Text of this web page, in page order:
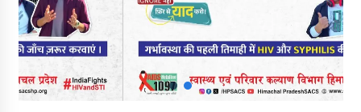
चंबा के बैरागढ़ में दर्दनाक बस हादसा, 7 की मौत, 11 घायल, राज्यपाल CM व
कुलदीप पठानिया सहित नेताओं ने जताया शोक
08/08/2026
चंबा में बड़ा बस सड़क हादसा, 3 की मौत कई गंभीर घायल, बैरागढ़ से चंबा आ
रही थी निजी बस शर्मा कोच